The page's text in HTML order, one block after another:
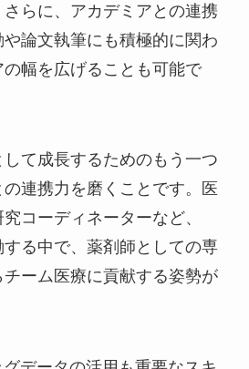
らに、アカデミアとの連携
論文執筆にも積極的に関わ
幅を広げることも可能で
て成長するためのもう一つ
連携力を磨くことです。医
コーディネーターなど、
る中で、薬剤師としての専
ーム医療に貢献する姿勢が